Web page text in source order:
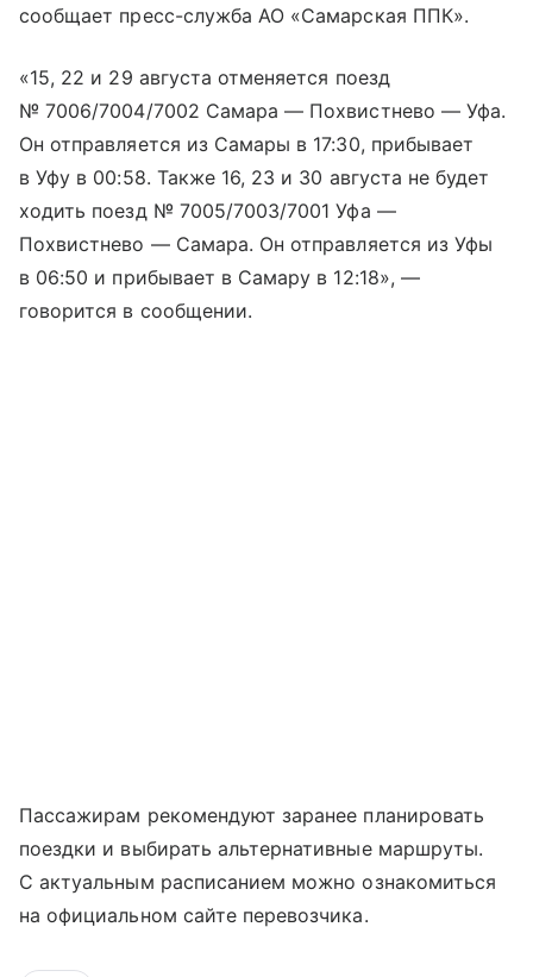
сообщает пресс-служба АО «Самарская ППК».
«15, 22 и 29 августа отменяется поезд
№ 7006/7004/7002 Самара — Похвистнево — Уфа.
Он отправляется из Самары в 17:30, прибывает
в Уфу в 00:58. Также 16, 23 и 30 августа не будет
ходить поезд № 7005/7003/7001 Уфа —
Похвистнево — Самара. Он отправляется из Уфы
в 06:50 и прибывает в Самару в 12:18», —
говорится в сообщении.
Пассажирам рекомендуют заранее планировать
поездки и выбирать альтернативные маршруты.
С актуальным расписанием можно ознакомиться
на официальном сайте перевозчика.